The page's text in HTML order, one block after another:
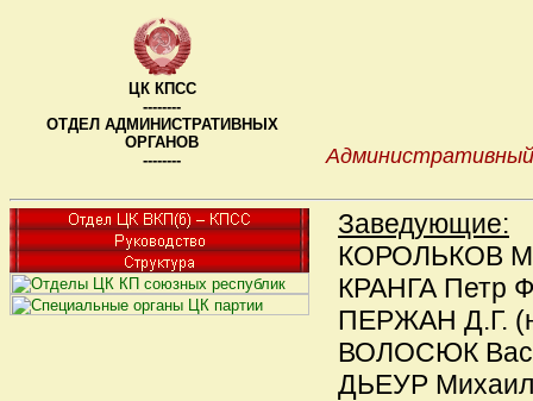
ЦК КПСС
--------
ОТДЕЛ АДМИНИСТРАТИВНЫХ
ОРГАНОВ
--------
Заведующие:
КОРОЛЬКОВ
КРАНГА Петр
ПЕРЖАН Д.Г.
ВОЛОСЮК
ДЬЕУР Михаил